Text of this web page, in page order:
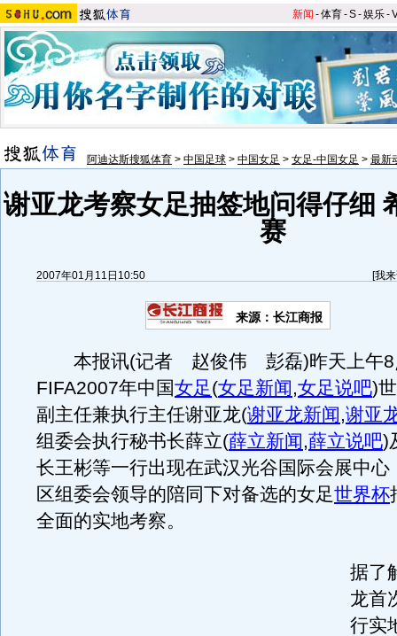
新闻 -体育-S-娱乐-
阿迪达斯搜狐体育 > 中国足球 > 中国女足 > 女足-中国女足 > 最新
谢亚龙考察女足抽签地问得仔细
赛
2007年01月11日10:50 [我
来源：长江商报
本报讯(记者 赵俊伟 彭磊)昨天上午8
FIFA2007年中国女足(女足新闻,女足说吧)
副主任兼执行主任谢亚龙(谢亚龙新闻,谢亚
组委会执行秘书长薛立(薛立新闻,薛立说吧)
长王彬等一行出现在武汉光谷国际会展中心
区组委会领导的陪同下对备选的女足世界杯
全面的实地考察。
据了
龙首
行实